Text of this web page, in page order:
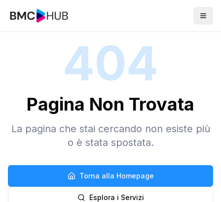
404
Pagina Non Trovata
La pagina che stai cercando non esiste più
o è stata spostata.
Torna alla Homepage
Esplora i Servizi